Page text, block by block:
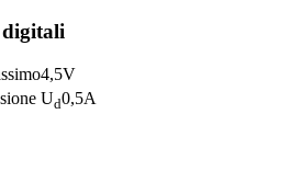
digitali
4,5V
Ud0,5A